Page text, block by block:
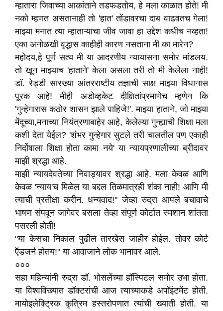
म्हातारा जिवाच्या आकांताने तडफडतोय, हे मला काळात होते! मी
नको म्हणत असतानाही तो 'हात' तोंडावरचा दाब वाढवतच गेला!
माझ्या मनात त्या म्हाताऱ्याचा जीव जावा हा उद्देश कधीच नव्हता!
एका अनोळखी वृद्धास काहीही कारण नसताना मी का मारेन?
महोदय,हे पूर्ण सत्य मी या आदरणीय न्यायासना समोर मांडलय.
तो खून माझ्याच 'हाताने' केला असला तरी तो मी केलेला नाही!
डॉ. रेड्डी सारख्या आंतरराष्टीय तज्ञाची साक्ष माझ्या विधानास
पूरक आहे! मीही अडोव्हकेट दीक्षितांप्रमाणेच म्हणेन कि
'गुन्हेगारास कठोर शासन झाले पाहिजे!'. माझ्या हाताने, जो माझ्या
मेंदूच्या,मनाच्या नियंत्रणाबाहेर आहे, केलेल्या गुन्ह्याची शिक्षा मला
कशी देता येईल? 'शंभर गुन्हेगार सुटले तरी चालतील पण एकाही
निर्दोषाला शिक्षा होता कामा नये' या न्यायप्रणालीच्या ब्रीदावर
माझी श्रद्धा आहे.
माझी न्यायदेवतेच्या निवाड्यावर श्रद्धा आहे. मला केवळ आणि
केवळ 'न्याय'च मिळेल या बद्दल तिळमात्रही शंका नाही! आणि मी
त्याची प्रतीक्षा करीन. धन्यवाद!" जेव्हा रुद्रा आपले बचावाचे
भाषण संपवून जागेवर बसला तेव्हा संपूर्ण कोर्टात स्मशान शांतता
पसरली होती!
"या केसचा निकाल पुढील तारखेस जाहीर होईल. तोवर कोर्ट
ऍडजर्न होतय!" या आवाजाने लोक भानावर आले.
०००
सहा महिन्यांनी रुद्रा डॉ. भोसलेंच्या हॉस्पिटल समोर उभा होता.
या विश्वविख्यात डॉक्टरांची आज त्याच्याकडे अपॉइंटमेंट होती.
मायोइलेक्ट्रिक कृत्रिम हस्तरोपणात त्यांची ख्याती होती. या